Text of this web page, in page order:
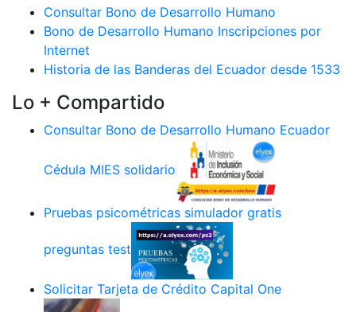
Consultar Bono de Desarrollo Humano
Bono de Desarrollo Humano Inscripciones por
Internet
Historia de las Banderas del Ecuador desde 1533
Lo + Compartido
Consultar Bono de Desarrollo Humano Ecuador
Cédula MIES solidario
Pruebas psicométricas simulador gratis
preguntas test
Solicitar Tarjeta de Crédito Capital One